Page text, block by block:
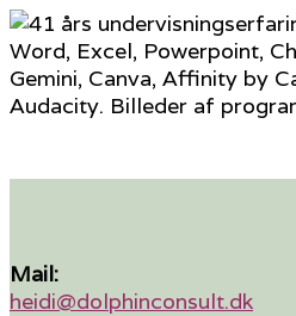
Mail:
heidi@dolphinconsult.dk